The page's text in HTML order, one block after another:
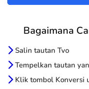
Bagaimana
Salin tautan Tvo
Tempelkan tautan
Klik tombol Konversi